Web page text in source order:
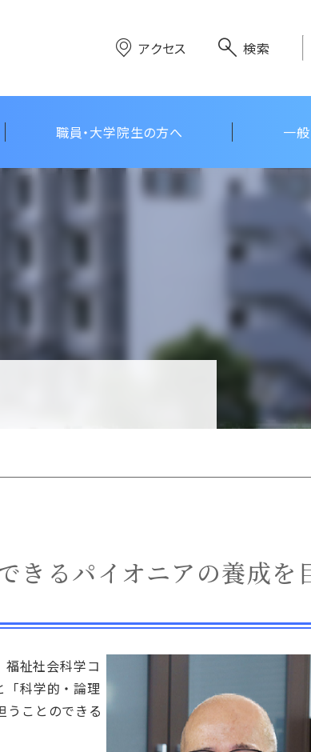
アクセス 検索
職員・大学院生の方へ 一
きるパイオニアの養成を
祉社会科学コ
「科学的・論理
うことのできる